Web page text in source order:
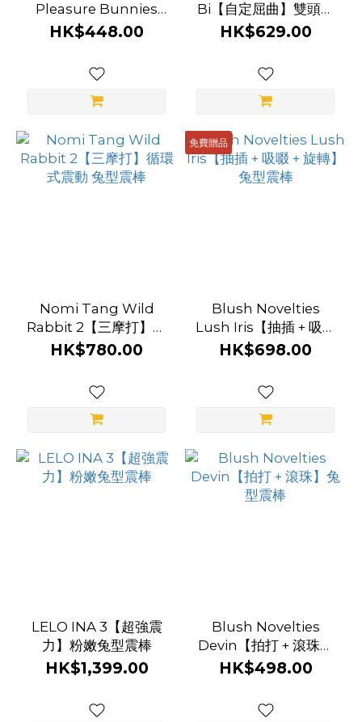
Pleasure Bunnies
Lola Bunny 兔型震棒
HK$448.00
Bi【自定屈曲】雙頭震
棒
HK$629.00
Nomi Tang Wild
Rabbit 2【三摩打】循
環式震動 兔型震棒
HK$780.00
免費贈品
Blush Novelties
Lush Iris【抽插 + 吸啜
+ 旋轉】兔型震棒
HK$698.00
LELO INA 3【超強震
力】粉嫩兔型震棒
HK$1,399.00
Blush Novelties
Devin【拍打 + 滾珠】
兔型震棒
HK$498.00